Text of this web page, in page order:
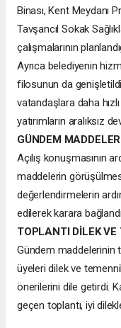
Binası, Kent Meydanı
Tavşancıl Sokak
çalışmalarının
Ayrıca belediyenin
filosunun da
vatandaşlara daha
yatırımların aralıksız
GÜNDEM
Açılış konuşmasının
maddelerin
değerlendirmelerin
edilerek karara
TOPLANTI DİLEK VE
Gündem maddelerinin
üyeleri dilek ve
önerilerini dile getirdi.
geçen toplantı, iyi